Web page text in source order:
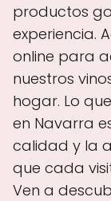
productos
experiencia.
online para
nuestros
hogar. Lo
en Navarra
calidad y la
que cada
Ven a